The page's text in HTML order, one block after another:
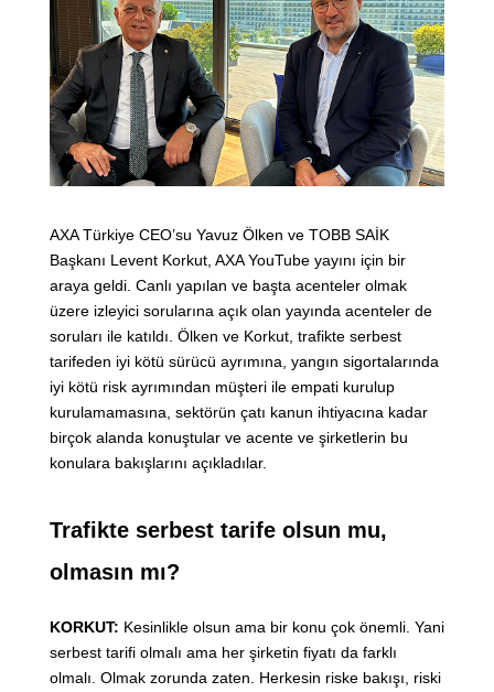
AXA Türkiye CEO’su Yavuz Ölken ve TOBB SAİK
Başkanı Levent Korkut, AXA YouTube yayını için bir
araya geldi. Canlı yapılan ve başta acenteler olmak
üzere izleyici sorularına açık olan yayında acenteler de
soruları ile katıldı. Ölken ve Korkut, trafikte serbest
tarifeden iyi kötü sürücü ayrımına, yangın sigortalarında
iyi kötü risk ayrımından müşteri ile empati kurulup
kurulamamasına, sektörün çatı kanun ihtiyacına kadar
birçok alanda konuştular ve acente ve şirketlerin bu
konulara bakışlarını açıkladılar.
Trafikte serbest tarife olsun mu,
olmasın mı?
KORKUT: Kesinlikle olsun ama bir konu çok önemli. Yani
serbest tarifi olmalı ama her şirketin fiyatı da farklı
olmalı. Olmak zorunda zaten. Herkesin riske bakışı, riski